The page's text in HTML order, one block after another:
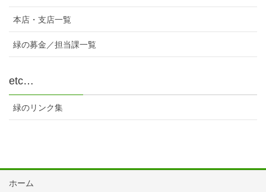
本店・支店一覧
緑の募金／担当課一覧
etc…
緑のリンク集
ホーム